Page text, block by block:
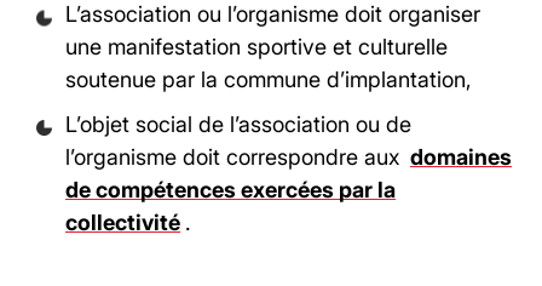
L’association ou l’organisme doit organiser
une manifestation sportive et culturelle
soutenue par la commune d’implantation,
L’objet social de l’association ou de
l’organisme doit correspondre aux domaines
de compétences exercées par la
collectivité .